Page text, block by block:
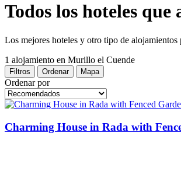
Todos los hoteles
Los mejores hoteles y otro tipo de
1 alojamiento en Murillo el Cuende
Filtros Ordenar Mapa
Ordenar por
Charming House in Rada with